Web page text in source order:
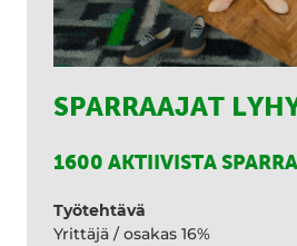
SPARRAAJAT
1600 AKTIIVISTA
Työtehtävä
Yrittäjä / osakas 16%